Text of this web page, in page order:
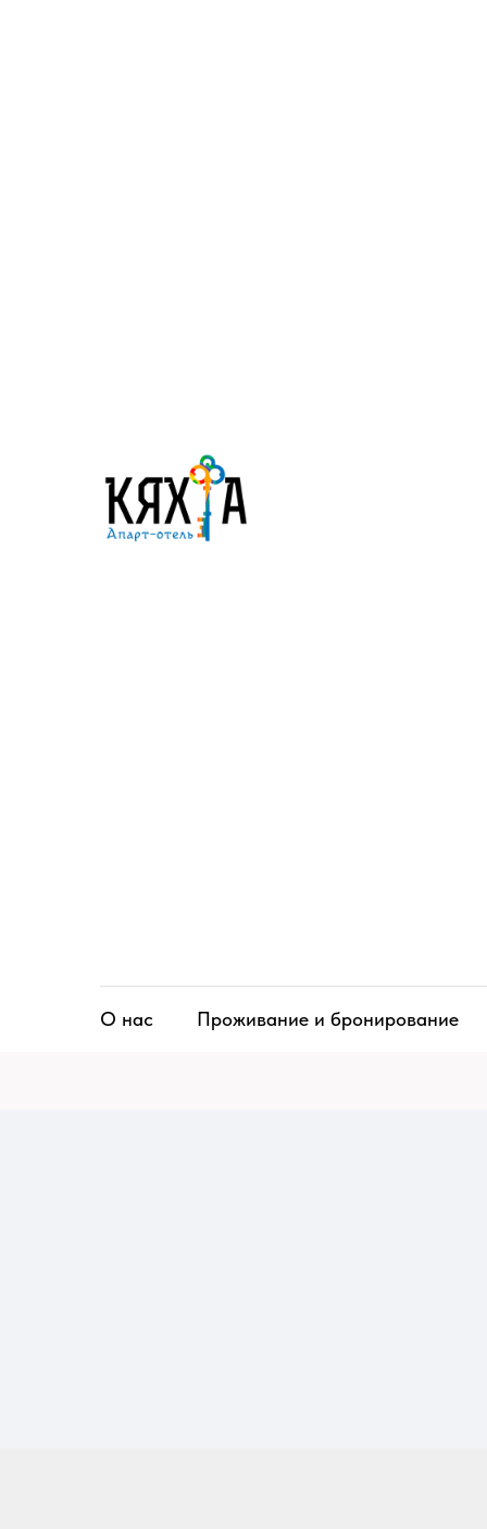
О нас Проживание и бронирование